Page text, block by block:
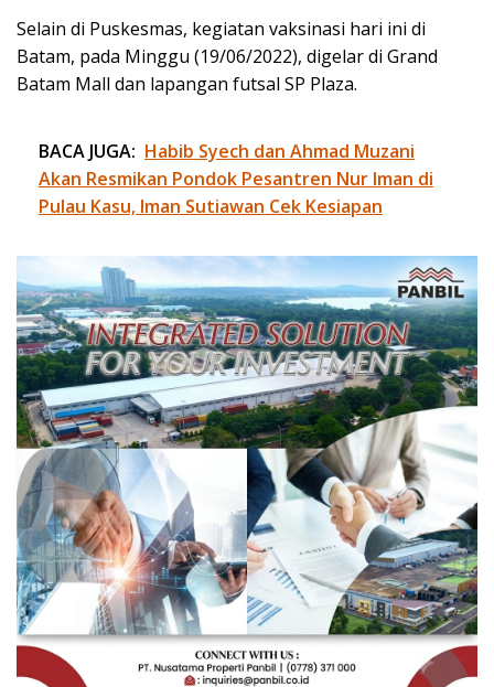
Selain di Puskesmas, kegiatan vaksinasi hari ini di
Batam, pada Minggu (19/06/2022), digelar di Grand
Batam Mall dan lapangan futsal SP Plaza.
BACA JUGA: Habib Syech dan Ahmad Muzani
Akan Resmikan Pondok Pesantren Nur Iman di
Pulau Kasu, Iman Sutiawan Cek Kesiapan